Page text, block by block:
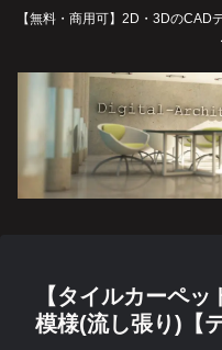
【無料・商用可】2D・3DのCAD
【タイルカーペ
模様(流し張り)【